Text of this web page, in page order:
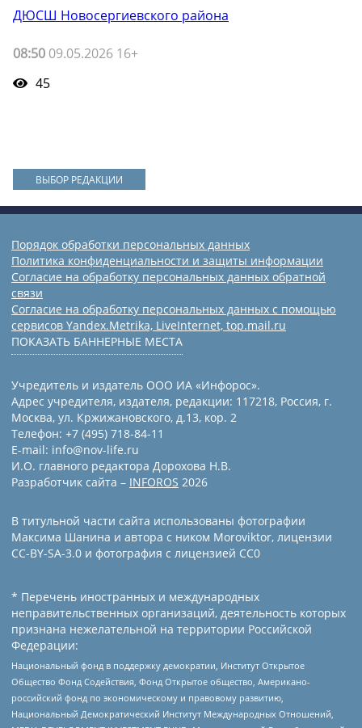
ДЮСШ Новосергиевского района
08:50 09.05.2026 16+
45
ВЫБОР РЕДАКЦИИ
Порядок обработки персональных данных
Политика конфиденциальности и защиты информации
Согласие на обработку персональных данных обратной
связи
Согласие на обработку персональных данных с помощью
сервисов Yandex.Metrika, LiveInternet, top.mail.ru
ПОКАЗАТЬ БАННЕРНЫЕ МЕСТА
Учредитель и издатель ООО ИА «Инфорос».
Адрес учредителя, издателя, редакции: 117218, Россия, г.
Москва, ул. Кржижановского, д.13, кор. 2
Телефон: +7 (495) 718-84-11
E-mail: info@nov-life.ru
И.О. главного редактора Дорохова Н.В.
Разработчик сайта – INFOROS 2026
В титульной части сайта использованы фотографии
Максима Шанина и автора с ником Moroviktor, лицензии
CC-BY-SA-3.0 и фотография с лицензией СС0
* Перечень иностранных и международных
неправительственных организаций, деятельность которых
признана нежелательной на территории Российской
Федерации:
Национальный фонд в поддержку демократии, Институт Открытое
Общество Фонд Содействия, Фонд Открытое общество, Американо-
российский фонд по экономическому и правовому развитию,
Национальный Демократический Институт Международных Отношений,